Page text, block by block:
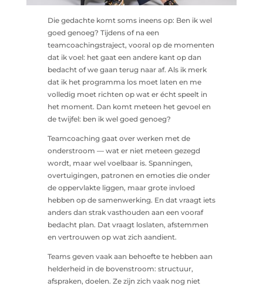
Die gedachte komt soms ineens op: Ben ik wel
goed genoeg? Tijdens of na een
teamcoachingstraject, vooral op de momenten
dat ik voel: het gaat een andere kant op dan
bedacht of we gaan terug naar af. Als ik merk
dat ik het programma los moet laten en me
volledig moet richten op wat er écht speelt in
het moment. Dan komt meteen het gevoel en
de twijfel: ben ik wel goed genoeg?
Teamcoaching gaat over werken met de
onderstroom — wat er niet meteen gezegd
wordt, maar wel voelbaar is. Spanningen,
overtuigingen, patronen en emoties die onder
de oppervlakte liggen, maar grote invloed
hebben op de samenwerking. En dat vraagt iets
anders dan strak vasthouden aan een vooraf
bedacht plan. Dat vraagt loslaten, afstemmen
en vertrouwen op wat zich aandient.
Teams geven vaak aan behoefte te hebben aan
helderheid in de bovenstroom: structuur,
afspraken, doelen. Ze zijn zich vaak nog niet